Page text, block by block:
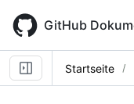
main
content
GitHub
Startseite